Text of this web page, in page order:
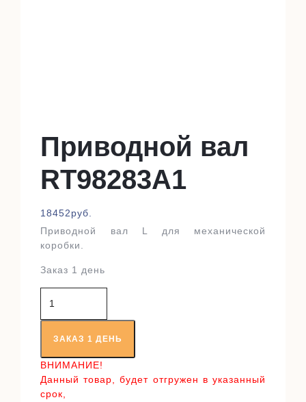
Приводной вал
RT98283A1
18452руб.
Приводной вал L для механической
коробки.
Заказ 1 день
товара
Приводной
валЗАКАЗ 1 ДЕНЬ
ВНИМАНИЕ!
Данный товар, будет отгружен в указанный
срок,